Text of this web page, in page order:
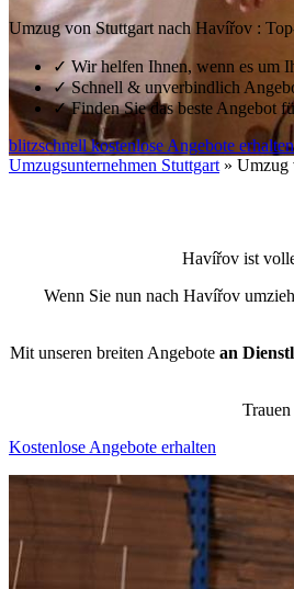
Umzug von Stuttgart nach Havířov :
✓ Wir helfen Ihnen, wenn es um
✓Schnell & unverbindlich
✓Finden Sie das beste Angebot
blitzschnell kostenlose Angebote erhalten
Umzugsunternehmen Stuttgart » Umzug
Havířov ist
Wenn Sie nun nach Havířov
Mit unseren breiten Angebotean
Kostenlose Angebote erhalten